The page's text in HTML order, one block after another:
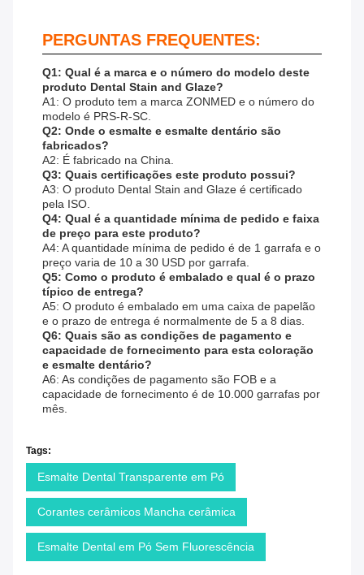
PERGUNTAS FREQUENTES:
Q1: Qual é a marca e o número do modelo deste
produto Dental Stain and Glaze?
A1: O produto tem a marca ZONMED e o número do
modelo é PRS-R-SC.
Q2: Onde o esmalte e esmalte dentário são
fabricados?
A2: É fabricado na China.
Q3: Quais certificações este produto possui?
A3: O produto Dental Stain and Glaze é certificado
pela ISO.
Q4: Qual é a quantidade mínima de pedido e faixa
de preço para este produto?
A4: A quantidade mínima de pedido é de 1 garrafa e o
preço varia de 10 a 30 USD por garrafa.
Q5: Como o produto é embalado e qual é o prazo
típico de entrega?
A5: O produto é embalado em uma caixa de papelão
e o prazo de entrega é normalmente de 5 a 8 dias.
Q6: Quais são as condições de pagamento e
capacidade de fornecimento para esta coloração
e esmalte dentário?
A6: As condições de pagamento são FOB e a
capacidade de fornecimento é de 10.000 garrafas por
mês.
Tags:
Esmalte Dental Transparente em Pó
Corantes cerâmicos Mancha cerâmica
Esmalte Dental em Pó Sem Fluorescência